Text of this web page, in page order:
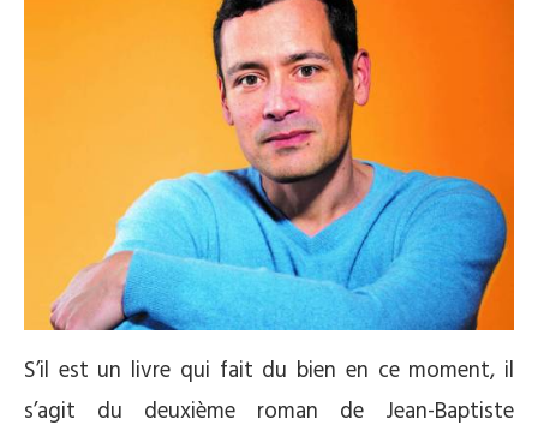
S’il est un livre qui fait du bien en ce moment, il
s’agit du deuxième roman de Jean-Baptiste